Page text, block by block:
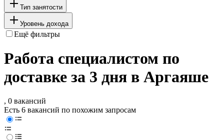
Тип занятости
Уровень дохода
Ещё фильтры
Работа специалистом по
доставке за 3 дня в Аргаяше
, 0 вакансий
Есть 6 вакансий по похожим запросам